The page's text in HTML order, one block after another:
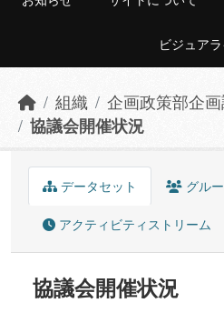
ビジュア
組織
企画政策部企
協議会開催状況
データセット グル
アクティビティストリーム
協議会開催状況